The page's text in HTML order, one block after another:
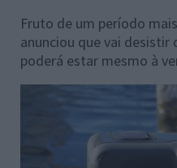
Fruto de um período
anunciou que vai
poderá estar mesmo à